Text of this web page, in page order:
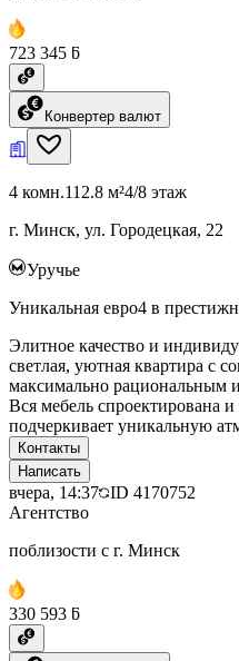
723 345 ƃ
Конвертер валют
4 комн.112.8 м²4/8 этаж
г. Минск, ул. Городецкая, 22
Уручье
Уникальная евро4 в
Элитное качество и
светлая, уютная квартира с
максимально рациональным
Вся мебель спроектирована и
подчеркивает уникальную
Контакты
Написать
вчера, 14:37 ID 4170752
Агентство
поблизости с г. Минск
330 593 ƃ